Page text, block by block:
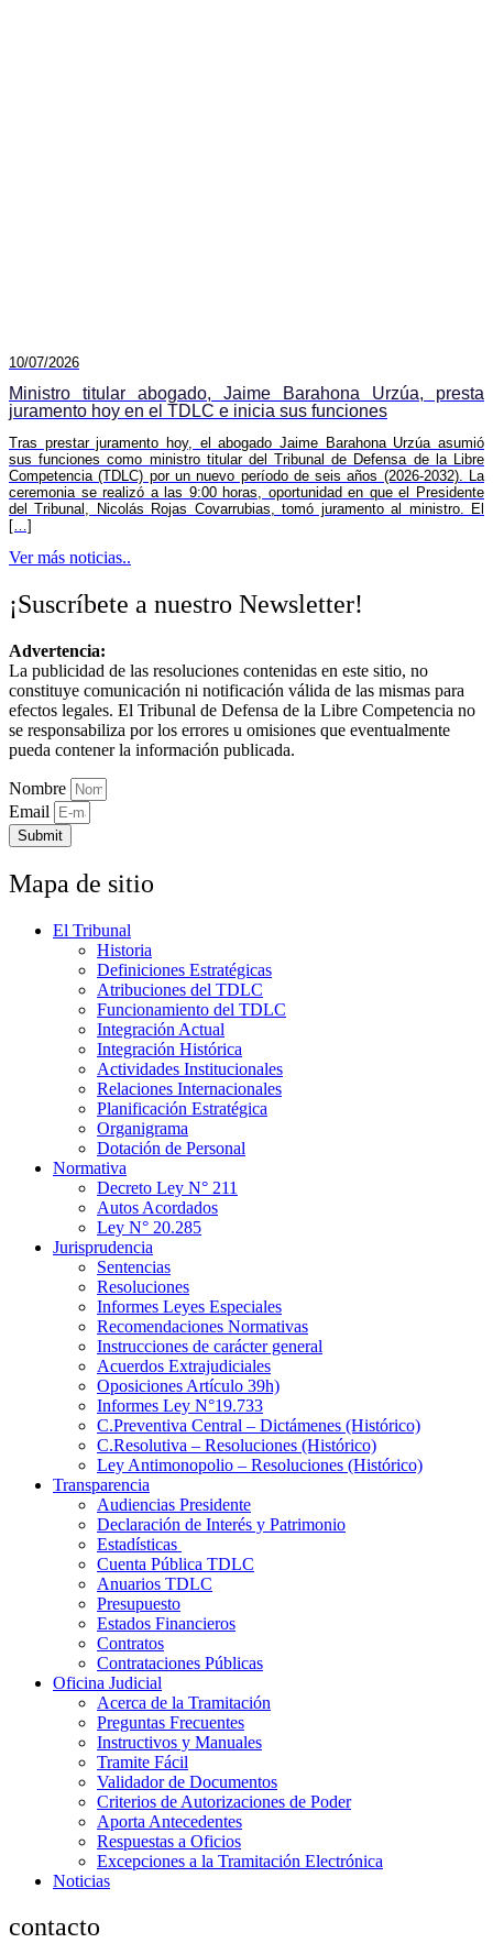
10/07/2026
Ministro titular abogado, Jaime Barahona Urzúa, presta
juramento hoy en el TDLC e inicia sus funciones
Tras prestar juramento hoy, el abogado Jaime Barahona Urzúa asumió
sus funciones como ministro titular del Tribunal de Defensa de la Libre
Competencia (TDLC) por un nuevo período de seis años (2026-2032). La
ceremonia se realizó a las 9:00 horas, oportunidad en que el Presidente
del Tribunal, Nicolás Rojas Covarrubias, tomó juramento al ministro. El
[…]
Ver más noticias..
¡Suscríbete a nuestro Newsletter!
Advertencia:
La publicidad de las resoluciones contenidas en este sitio, no
constituye comunicación ni notificación válida de las mismas para
efectos legales. El Tribunal de Defensa de la Libre Competencia no
se responsabiliza por los errores u omisiones que eventualmente
pueda contener la información publicada.
Nombre
Email
Submit
Mapa de sitio
El Tribunal
Historia
Definiciones Estratégicas
Atribuciones del TDLC
Funcionamiento del TDLC
Integración Actual
Integración Histórica
Actividades Institucionales
Relaciones Internacionales
Planificación Estratégica
Organigrama
Dotación de Personal
Normativa
Decreto Ley N° 211
Autos Acordados
Ley N° 20.285
Jurisprudencia
Sentencias
Resoluciones
Informes Leyes Especiales
Recomendaciones Normativas
Instrucciones de carácter general
Acuerdos Extrajudiciales
Oposiciones Artículo 39h)
Informes Ley N°19.733
C.Preventiva Central – Dictámenes (Histórico)
C.Resolutiva – Resoluciones (Histórico)
Ley Antimonopolio – Resoluciones (Histórico)
Transparencia
Audiencias Presidente
Declaración de Interés y Patrimonio
Estadísticas
Cuenta Pública TDLC
Anuarios TDLC
Presupuesto
Estados Financieros
Contratos
Contrataciones Públicas
Oficina Judicial
Acerca de la Tramitación
Preguntas Frecuentes
Instructivos y Manuales
Tramite Fácil
Validador de Documentos
Criterios de Autorizaciones de Poder
Aporta Antecedentes
Respuestas a Oficios
Excepciones a la Tramitación Electrónica
Noticias
contacto